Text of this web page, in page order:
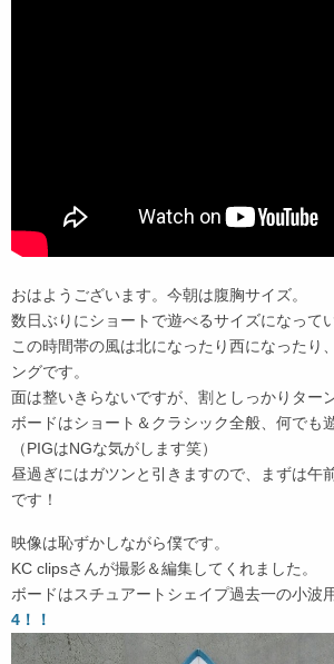
おはようございます。今朝は腹胸サイズ。
数日ぶりにショートで遊べるサイズになって
この時間帯の風は北になったり西になったり
ングです。
面は整いきらないですが、割としっかりター
ボードはショート＆クラシック全般、何でも
（PIGはNGな気がします笑）
昼過ぎにはガツンと引きますので、まずは午
です！
映像は恥ずかしながら僕です。
KC clipsさんが撮影＆編集してくれました。
ボードはスチュアートシェイプ過去一の小波
4！！